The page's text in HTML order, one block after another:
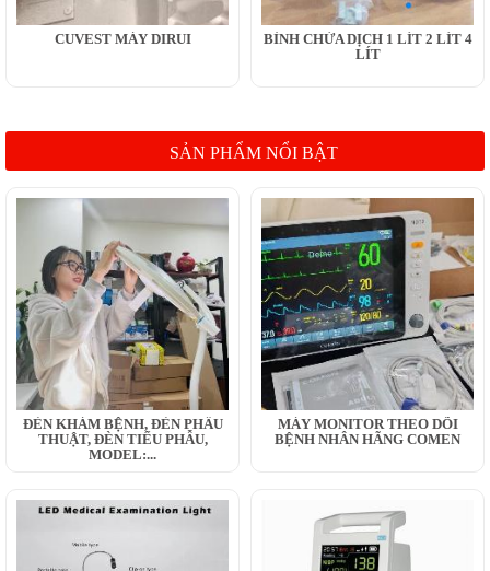
CUVEST MÁY DIRUI
BÌNH CHỨA DỊCH 1 LÍT 2 LÍT 4
LÍT
SẢN PHẨM NỔI BẬT
ĐÈN KHÁM BỆNH, ĐÈN PHẪU
THUẬT, ĐÈN TIỂU PHẪU,
MODEL:...
MÁY MONITOR THEO DÕI
BỆNH NHÂN HÃNG COMEN